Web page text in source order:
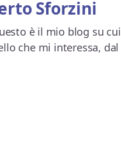
Sforzini
è il mio blog su cui
che mi interessa, dal